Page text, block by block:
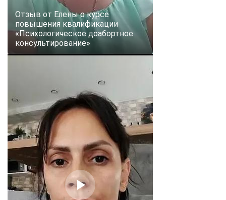
Отзыв от Елены о курсе
повышения квалификации
«Психологическое доабортное
консультирование»
ChatApp
online
Мессенджеры